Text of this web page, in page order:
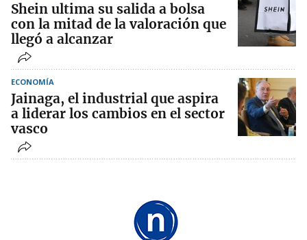
Shein ultima su salida a bolsa
con la mitad de la valoración que
llegó a alcanzar
ECONOMÍA
Jainaga, el industrial que aspira
a liderar los cambios en el sector
vasco